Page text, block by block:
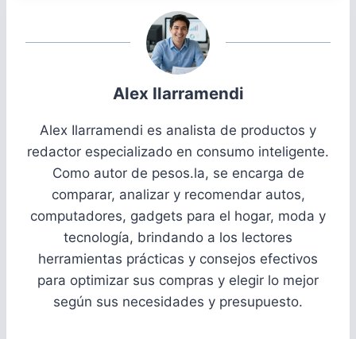
Alex Ilarramendi
Alex Ilarramendi es analista de productos y
redactor especializado en consumo inteligente.
Como autor de pesos.la, se encarga de
comparar, analizar y recomendar autos,
computadores, gadgets para el hogar, moda y
tecnología, brindando a los lectores
herramientas prácticas y consejos efectivos
para optimizar sus compras y elegir lo mejor
según sus necesidades y presupuesto.